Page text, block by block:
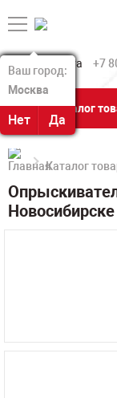
Ваш город:
Москва
Нет Да
Ваш город:
Москва
Нет Да
+7
Каталог
Каталог
Новосибирске